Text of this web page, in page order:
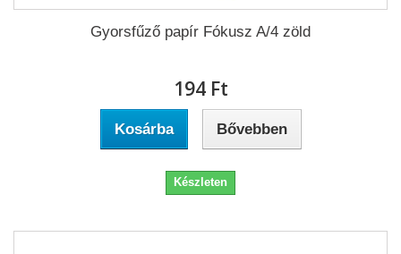
Gyorsfűző papír Fókusz A/4 zöld
194 Ft‎
Kosárba Bővebben
Készleten